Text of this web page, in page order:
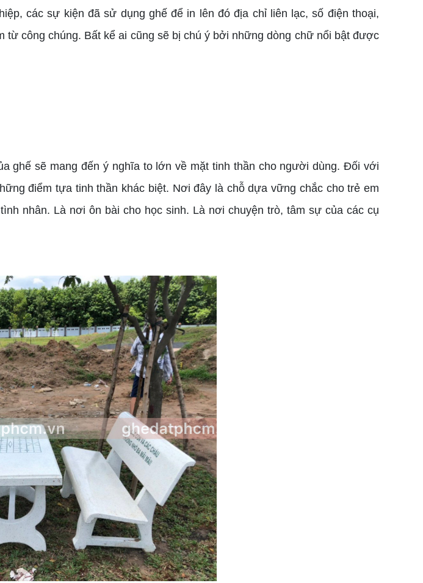
các sự kiện đã sử dụng ghế để in lên đó địa chỉ liên lạc, số điện thoại,
công chúng. Bất kể ai cũng sẽ bị chú ý bởi những dòng chữ nổi bật được
ghế sẽ mang đến ý nghĩa to lớn về mặt tinh thần cho người dùng. Đối với
điểm tựa tinh thần khác biệt. Nơi đây là chỗ dựa vững chắc cho trẻ em
nhân. Là nơi ôn bài cho học sinh. Là nơi chuyện trò, tâm sự của các cụ